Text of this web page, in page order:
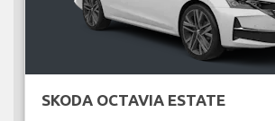
SKODA OCTAVIA ESTATE